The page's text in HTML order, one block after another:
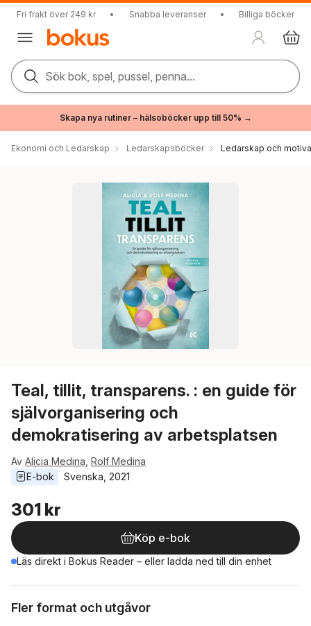
Fri frakt över 249 kr • Snabba leveranser • Billiga böcker
Sök bok, spel, pussel, penna...
Skapa nya rutiner – hälsoböcker upp till 50% →
Ekonomi och Ledarskap Ledarskapsböcker Ledarskap och
Teal, tillit, transparens. : en guide för
självorganisering och
demokratisering av arbetsplatsen
Av Alicia Medina Rolf Medina
E-bok
Svenska 2021
301 kr
Köp e-bok
Läs direkt i Bokus Reader – eller ladda ned till din enhet
Fler format och utgåvor